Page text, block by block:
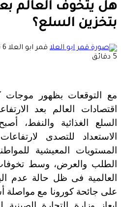
هل يتخوف العالم
بتخزين السلع؟
قمر ابو العلا 6 نوفمبر، 2021
5 دقائق
مع التوقعات بظهور موجات
اقتصادات العالم بعد
السلع الغذائية والنفط،
الاستعداد للتصدى
المستويات المعيشية
الطلب والعرض، وسط
العالمية فى ظل حالة عدم
على جائحة كورونا مع مواصلة